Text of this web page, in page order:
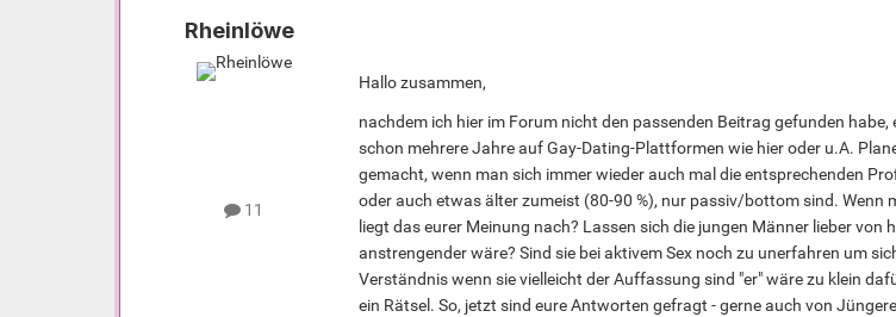
Rheinlöwe
11
Hallo zusammen,
nachdem ich hier im Forum nicht den passenden Beitrag gefunden
schon mehrere Jahre auf Gay-Dating-Plattformen wie hier oder u.A.
gemacht, wenn man sich immer wieder auch mal die entsprechenden
oder auch etwas älter zumeist (80-90 %), nur passiv/bottom sind. Wenn
liegt das eurer Meinung nach? Lassen sich die jungen Männer lieber
anstrengender wäre? Sind sie bei aktivem Sex noch zu unerfahren um
Verständnis wenn sie vielleicht der Auffassung sind "er" wäre zu klein
ein Rätsel. So, jetzt sind eure Antworten gefragt - gerne auch von